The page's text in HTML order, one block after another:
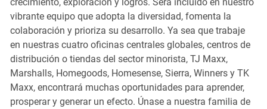
vibrante equipo que adopta la diversidad, fomenta la
colaboración y prioriza su desarrollo. Ya sea que trabaje
en nuestras cuatro oficinas centrales globales, centros de
distribución o tiendas del sector minorista, TJ Maxx,
Marshalls, Homegoods, Homesense, Sierra, Winners y TK
Maxx, encontrará muchas oportunidades para aprender,
prosperar y generar un efecto. Únase a nuestra familia de